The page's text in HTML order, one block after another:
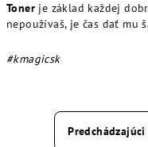
Toner je základ každej
nepoužívaš, je čas dať mu
#kmagicsk